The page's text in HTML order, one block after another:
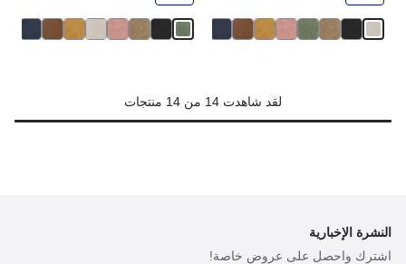
لقد شاهدت 14 من 14 منتجات
النشرة الإخبارية
اشترك واحصل على عروض خاصة!